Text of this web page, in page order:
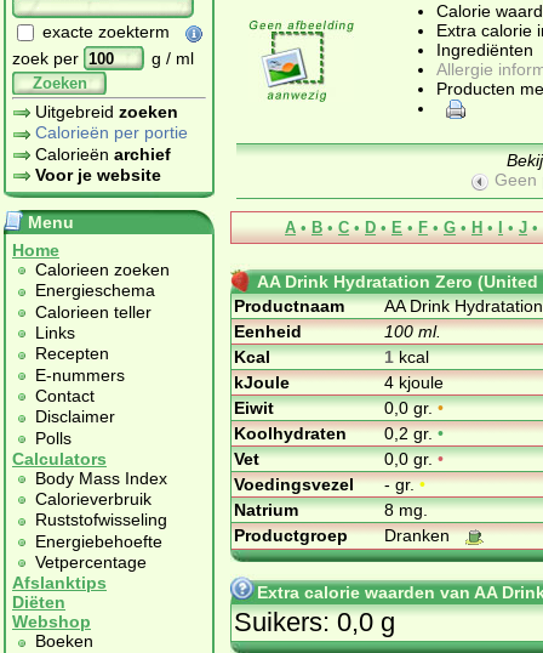
exacte zoekterm
zoek per
g / ml
Zoeken
Uitgebreid zoeken
Calorieën per portie
Calorieën archief
Voor je website
Menu
Home
Calorieen zoeken
Energieschema
Calorieen teller
Links
Recepten
E-nummers
Contact
Disclaimer
Polls
Calculators
Body Mass Index
Calorieverbruik
Ruststofwisseling
Energiebehoefte
Vetpercentage
Afslanktips
Diëten
Webshop
Boeken
Calorie
Extra calorie
Ingrediënten
Allergie
Producten
Geen
A • B • C • D • E • F • G • H • I • J •
AA Drink Hydratation Zero
Productnaam
AA Drink
Eenheid
100 ml.
Kcal
1kcal
kJoule
4 kjoule
Eiwit
0,0 gr.•
Koolhydraten
0,2 gr.•
Vet
0,0 gr.•
Voedingsvezel
- gr.•
Natrium
8 mg.
Productgroep
Dranken
Extra calorie waarden van AA
Suikers: 0,0 g